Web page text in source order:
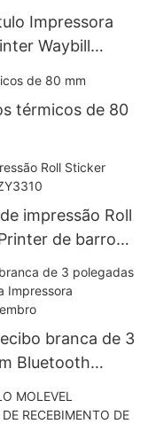
Impressora
Waybill
térmicos de 80
impressão Roll
de barro
branca de 3
Bluetooth